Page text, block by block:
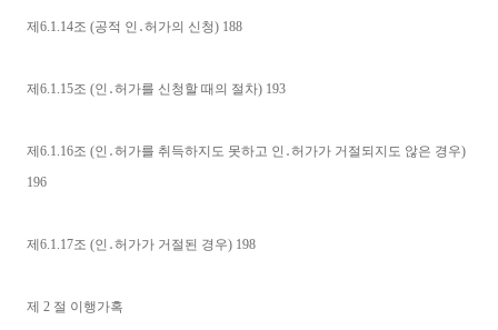
제6.1.14조 (공적 인․허가의 신청) 188
제6.1.15조 (인․허가를 신청할 때의 절차) 193
제6.1.16조 (인․허가를 취득하지도 못하고 인․허가가 거절되지도 않은 경우)
196
제6.1.17조 (인․허가가 거절된 경우) 198
제 2 절 이행가혹